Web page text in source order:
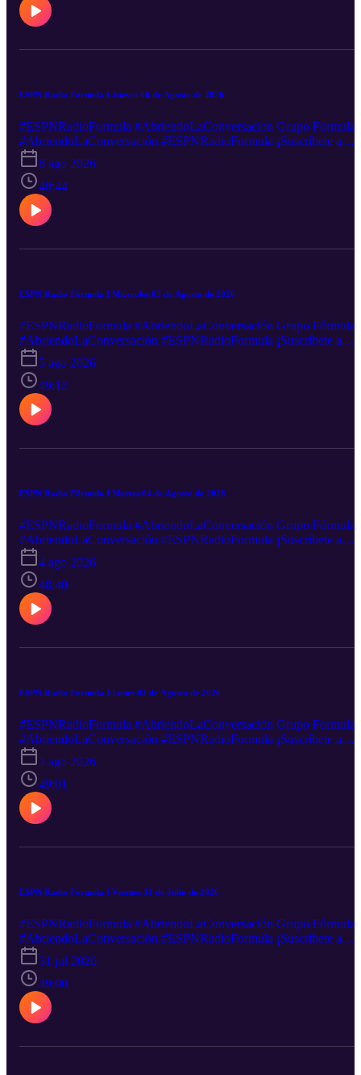
http://goo.gl/hst33f Sigue nuestra transmisión en vivo:
http://goo.gl/2VZDqJ Descarga nuestra App: iOS:
ESPN Radio Fórmula I Jueves 06 de Agosto de 2026
#ESPNRadioFormula #AbriendoLaConversación Grupo Fórmula
#AbriendoLaConversación #ESPNRadioFormula ¡Suscríbete a
nuestro canal de YouTube! http://goo.gl/NAKFkj Podcast:
https://goo.gl/PbwGxT Mantente informado minuto a minuto en
nuestras redes sociales: Facebook-----http://goo.gl/5UHZOQ
Twitter----------http://goo.gl/nEXxVF Canal sugerido
http://goo.gl/hst33f Sigue nuestra transmisión en vivo:
http://goo.gl/2VZDqJ Descarga nuestra App: iOS:
6 ago 2026
48:44
ESPN Radio Fórmula I Miércoles 05 de Agosto de 2026
#ESPNRadioFormula #AbriendoLaConversación Grupo Fórmula
#AbriendoLaConversación #ESPNRadioFormula ¡Suscríbete a
nuestro canal de YouTube! http://goo.gl/NAKFkj Podcast:
https://goo.gl/PbwGxT Mantente informado minuto a minuto en
nuestras redes sociales: Facebook-----http://goo.gl/5UHZOQ
Twitter----------http://goo.gl/nEXxVF Canal sugerido
http://goo.gl/hst33f Sigue nuestra transmisión en vivo:
http://goo.gl/2VZDqJ Descarga nuestra App: iOS:
5 ago 2026
49:12
ESPN Radio Fórmula I Martes 04 de Agosto de 2026
#ESPNRadioFormula #AbriendoLaConversación Grupo Fórmula
#AbriendoLaConversación #ESPNRadioFormula ¡Suscríbete a
nuestro canal de YouTube! http://goo.gl/NAKFkj Podcast:
https://goo.gl/PbwGxT Mantente informado minuto a minuto en
nuestras redes sociales: Facebook-----http://goo.gl/5UHZOQ
Twitter----------http://goo.gl/nEXxVF Canal sugerido
http://goo.gl/hst33f Sigue nuestra transmisión en vivo:
http://goo.gl/2VZDqJ Descarga nuestra App: iOS:
4 ago 2026
48:40
ESPN Radio Fórmula I Lunes 03 de Agosto de 2026
#ESPNRadioFormula #AbriendoLaConversación Grupo Fórmula
#AbriendoLaConversación #ESPNRadioFormula ¡Suscríbete a
nuestro canal de YouTube! http://goo.gl/NAKFkj Podcast:
https://goo.gl/PbwGxT Mantente informado minuto a minuto en
nuestras redes sociales: Facebook-----http://goo.gl/5UHZOQ
Twitter----------http://goo.gl/nEXxVF Canal sugerido
http://goo.gl/hst33f Sigue nuestra transmisión en vivo:
http://goo.gl/2VZDqJ Descarga nuestra App: iOS:
3 ago 2026
49:01
ESPN Radio Fórmula I Viernes 31 de Julio de 2026
#ESPNRadioFormula #AbriendoLaConversación Grupo Fórmula
#AbriendoLaConversación #ESPNRadioFormula ¡Suscríbete a
nuestro canal de YouTube! http://goo.gl/NAKFkj Podcast:
https://goo.gl/PbwGxT Mantente informado minuto a minuto en
nuestras redes sociales: Facebook-----http://goo.gl/5UHZOQ
Twitter----------http://goo.gl/nEXxVF Canal sugerido
http://goo.gl/hst33f Sigue nuestra transmisión en vivo:
http://goo.gl/2VZDqJ Descarga nuestra App: iOS:
31 jul 2026
49:00